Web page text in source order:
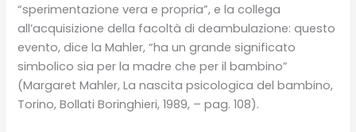
“sperimentazione vera e propria”, e la collega
all’acquisizione della facoltà di deambulazione: questo
evento, dice la Mahler, “ha un grande significato
simbolico sia per la madre che per il bambino”
(Margaret Mahler, La nascita psicologica del bambino,
Torino, Bollati Boringhieri, 1989, – pag. 108).